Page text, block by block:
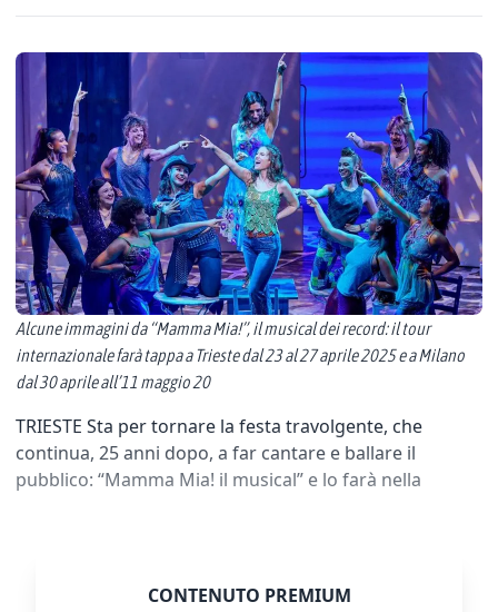
Alcune immagini da “Mamma Mia!”, il musical dei record: il tour
internazionale farà tappa a Trieste dal 23 al 27 aprile 2025 e a Milano
dal 30 aprile all’11 maggio 20
TRIESTE Sta per tornare la festa travolgente, che
continua, 25 anni dopo, a far cantare e ballare il
pubblico: “Mamma Mia! il musical” e lo farà nella
CONTENUTO PREMIUM